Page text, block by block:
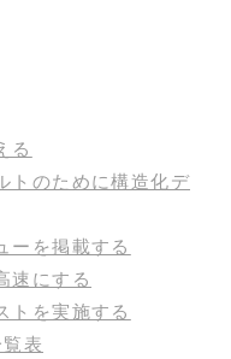
る
トのために構造化デ
ーを掲載する
速にする
トを実施する
表